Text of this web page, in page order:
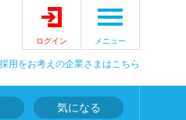
ログイン メニュー
用をお考えの企業さまはこちら
気になる